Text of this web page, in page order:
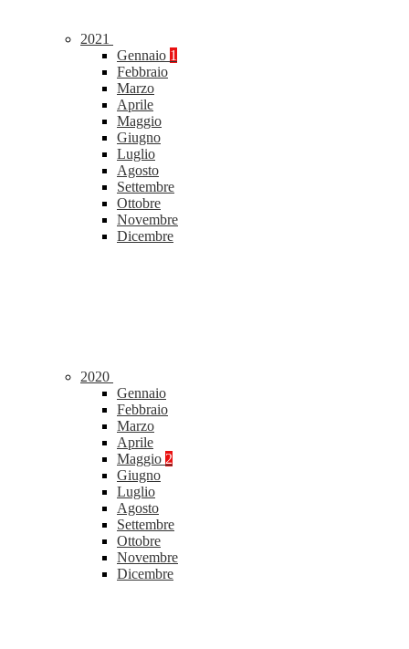
2021
Gennaio 1
Febbraio
Marzo
Aprile
Maggio
Giugno
Luglio
Agosto
Settembre
Ottobre
Novembre
Dicembre
2020
Gennaio
Febbraio
Marzo
Aprile
Maggio 2
Giugno
Luglio
Agosto
Settembre
Ottobre
Novembre
Dicembre